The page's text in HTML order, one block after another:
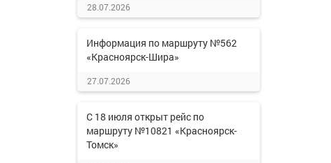
28.07.2026
Информация по маршруту №562
«Красноярск-Шира»
27.07.2026
С 18 июля открыт рейс по
маршруту №10821 «Красноярск-
Томск»